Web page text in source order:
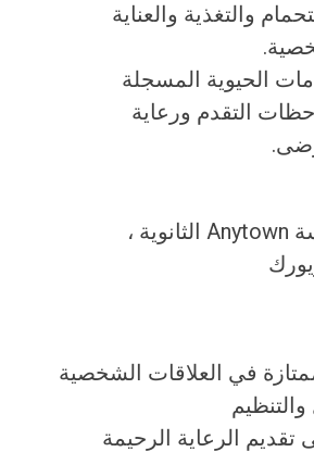
والتغذية والعناية
الحيوية المسجلة
التقدم ورعاية
الثانوي ، مدرسة Anytown الثانوية ،
في العلاقات الشخصية
تقديم الرعاية الرحيمة